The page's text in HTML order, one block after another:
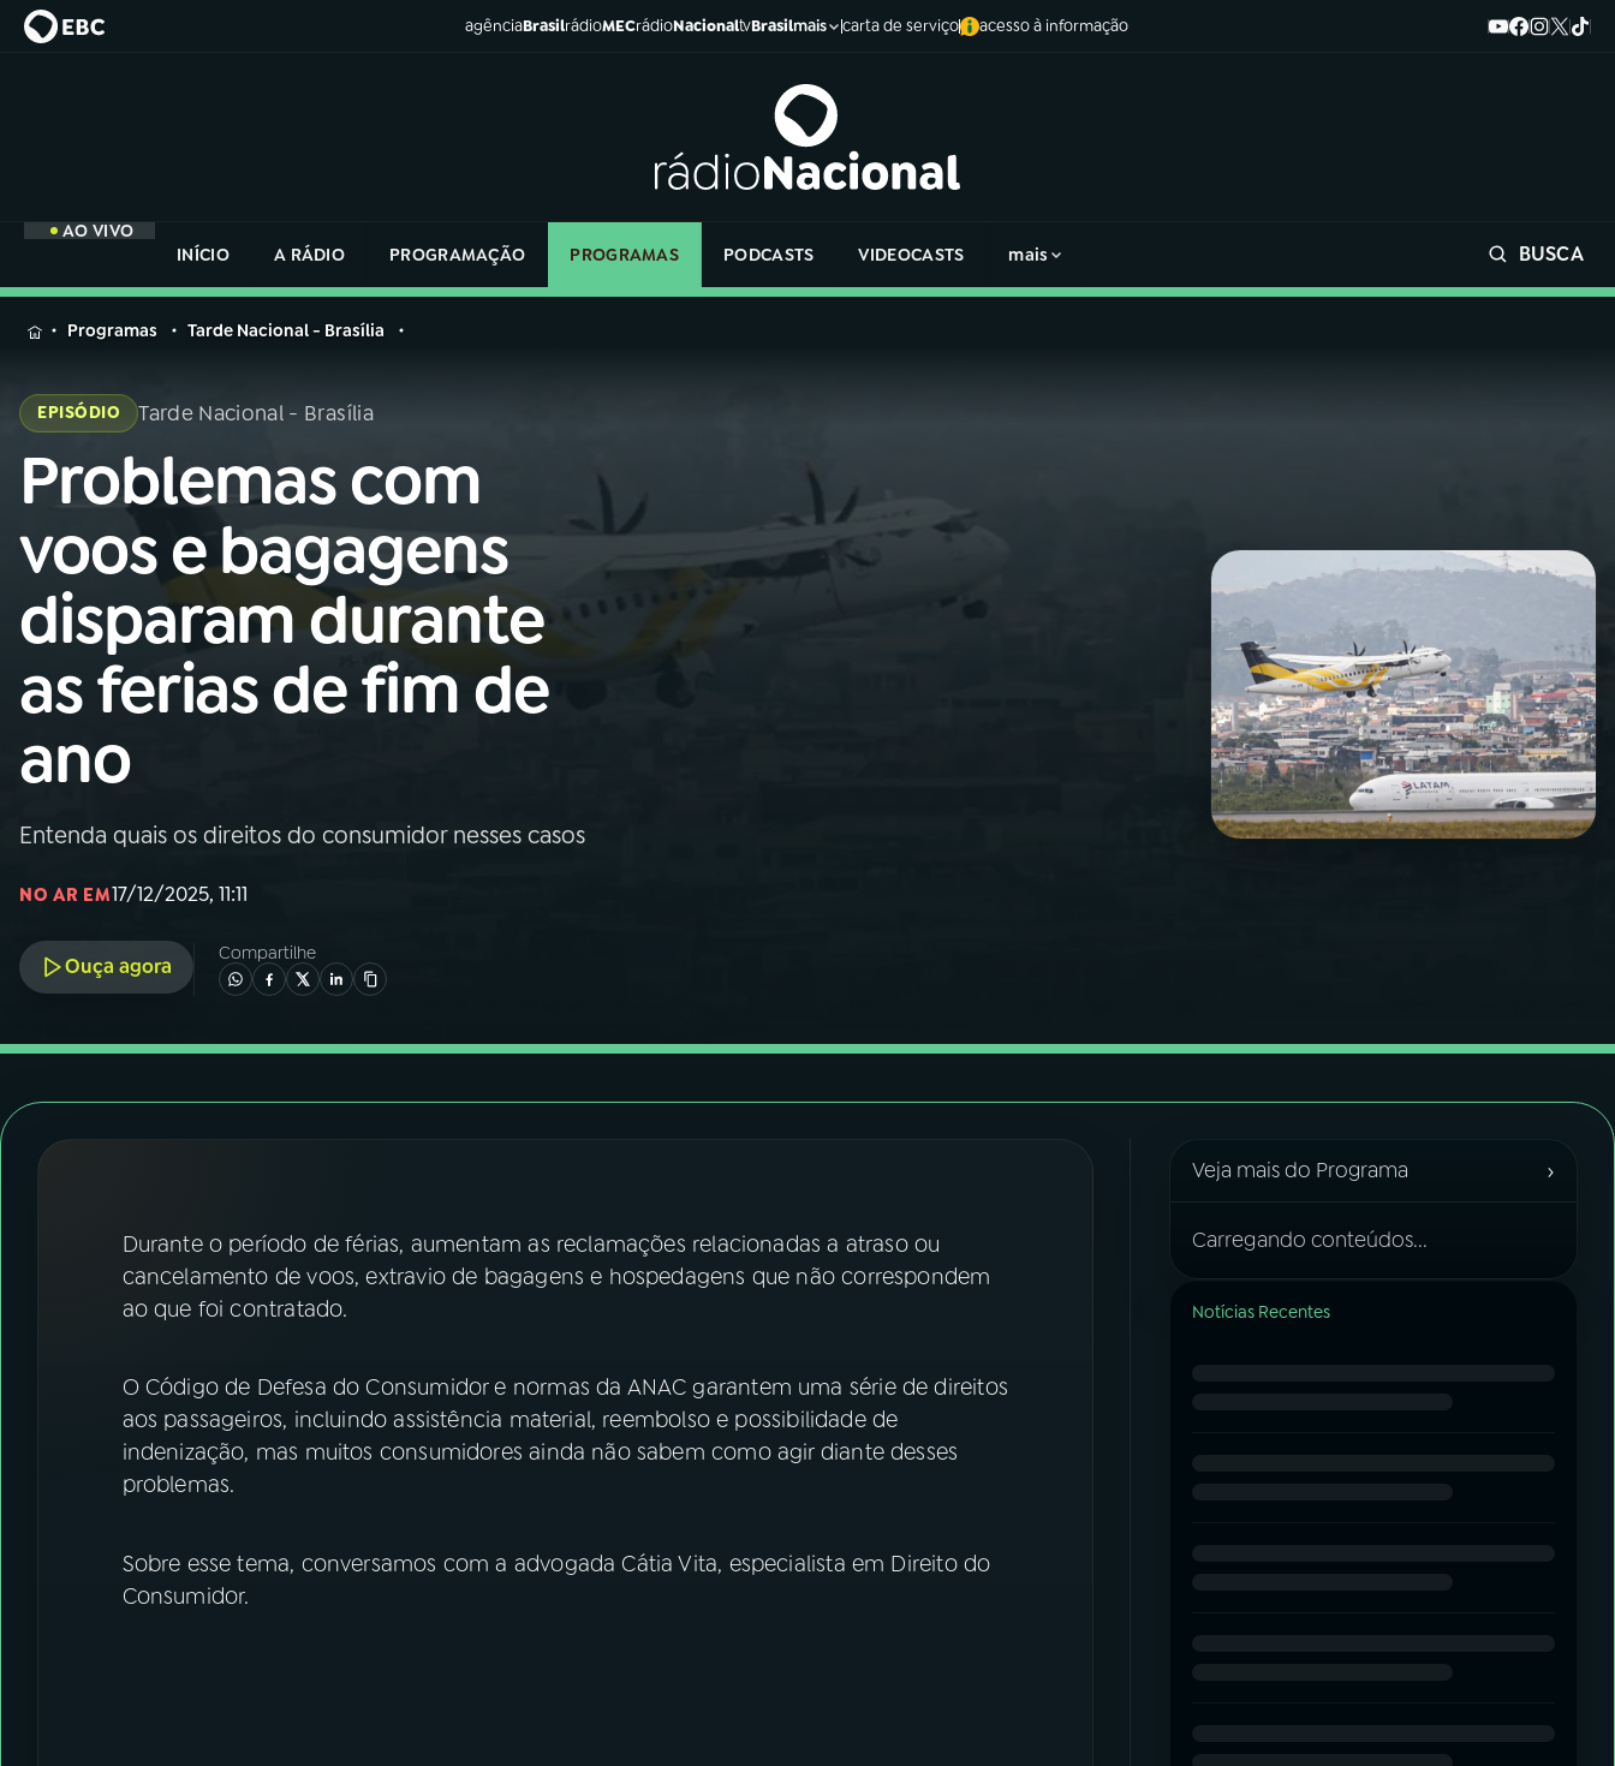
agênciaBrasilrádioMECrádioNacionaltvBrasilmais carta de serviço acesso à informação
AO VIVO
INÍCIO
A RÁDIO PROGRAMAÇÃO PROGRAMAS PODCASTS VIDEOCASTS mais BUSCA
MENU
Buscar
na
Rádio
Nacional
AO VIVO
01INÍCIO
02 A RÁDIO
03 PROGRAMAÇÃO
04PROGRAMAS
ACOMPANHE A RÁDIO NACIONAL
YouTube Facebook
na
Rádio
Programas Tarde Nacional - Brasília
EPISÓDIO Tarde Nacional - Brasília
Problemas com
voos e bagagens
disparam durante
as ferias de fim de
ano
Entenda quais os direitos do consumidor nesses casos
NO AR EM17/12/2025, 11:11
Ouça agora
Compartilhe
Durante o período de férias, aumentam as reclamações relacionadas a atraso ou
cancelamento de voos, extravio de bagagens e hospedagens que não correspondem
ao que foi contratado.
O Código de Defesa do Consumidor e normas da ANAC garantem uma série de direitos
aos passageiros, incluindo assistência material, reembolso e possibilidade de
indenização, mas muitos consumidores ainda não sabem como agir diante desses
problemas.
Sobre esse tema, conversamos com a advogada Cátia Vita, especialista em Direito do
Consumidor.
Veja mais do Programa ›
Carregando conteúdos...
Notícias Recentes